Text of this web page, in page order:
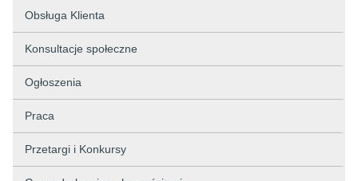
Obsługa Klienta
Konsultacje społeczne
Ogłoszenia
Praca
Przetargi i Konkursy